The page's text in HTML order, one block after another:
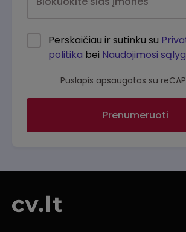
Perskaičiau ir sutinku su
politika bei Naudojimosi
Puslapis apsaugotas su
Prenumeruoti